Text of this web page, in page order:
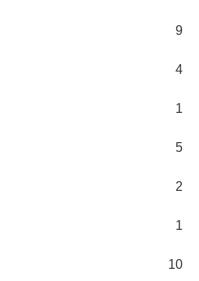
9
4
1
5
2
1
10